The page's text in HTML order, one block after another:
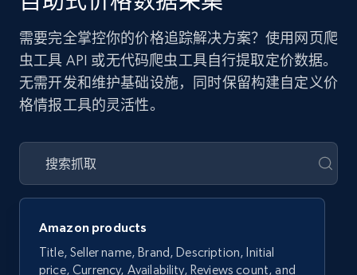
需要完全掌控你的价格追踪解决方案？使用网页爬
虫工具 API 或无代码爬虫工具自行提取定价数据。
无需开发和维护基础设施，同时保留构建自定义价
格情报工具的灵活性。
Amazon products
Title, Seller name, Brand, Description, Initial
price, Currency, Availability, Reviews count, and